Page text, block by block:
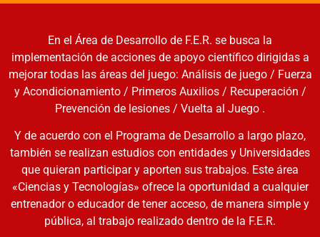
En el Área de Desarrollo de F.E.R. se busca la
implementación de acciones de apoyo científico dirigidas a
mejorar todas las áreas del juego: Análisis de juego / Fuerza
y Acondicionamiento / Primeros Auxilios / Recuperación /
Prevención de lesiones / Vuelta al Juego .
Y de acuerdo con el Programa de Desarrollo a largo plazo,
también se realizan estudios con entidades y Universidades
que quieran participar y aporten sus trabajos. Este área
«Ciencias y Tecnologías» ofrece la oportunidad a cualquier
entrenador o educador de tener acceso, de manera simple y
pública, al trabajo realizado dentro de la F.E.R.